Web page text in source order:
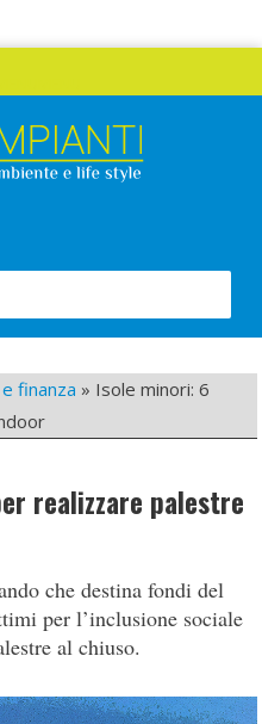
finanza » Isole minori: 6
realizzare palestre
che destina fondi del
per l’inclusione sociale
al chiuso.